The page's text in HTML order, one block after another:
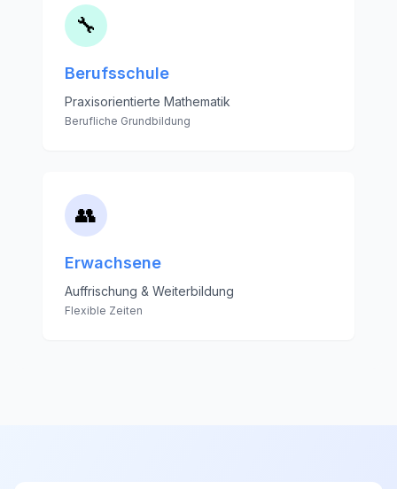
🔧
Berufsschule
Praxisorientierte Mathematik
Berufliche Grundbildung
👥
Erwachsene
Auffrischung & Weiterbildung
Flexible Zeiten